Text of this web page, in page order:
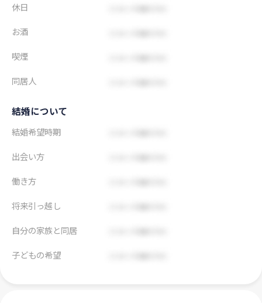
休日
お酒
喫煙
同居人
結婚について
結婚希望時期
出会い方
働き方
将来引っ越し
自分の家族と同居
子どもの希望